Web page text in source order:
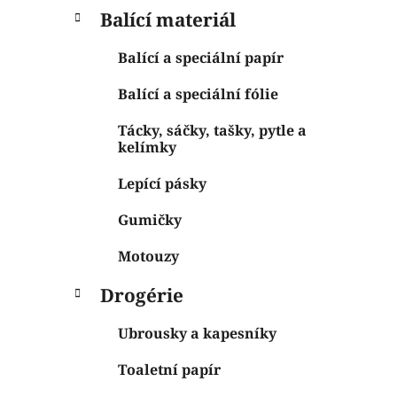
Balící materiál
Balící a speciální papír
Balící a speciální fólie
Tácky, sáčky, tašky, pytle a
kelímky
Lepící pásky
Gumičky
Motouzy
Drogérie
Ubrousky a kapesníky
Toaletní papír